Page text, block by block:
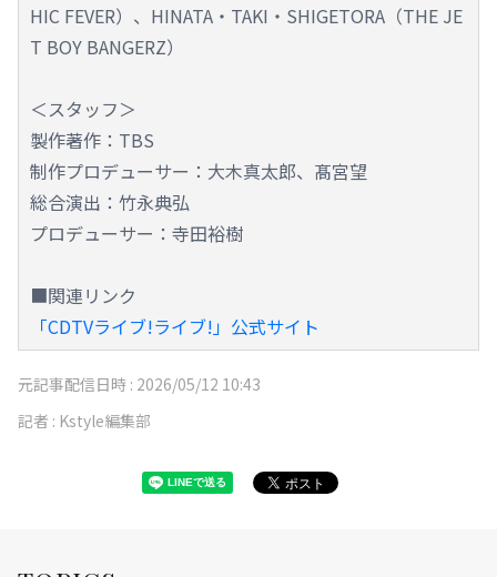
HIC FEVER）、HINATA・TAKI・SHIGETORA（THE JE
T BOY BANGERZ）
＜スタッフ＞
製作著作：TBS
制作プロデューサー：大木真太郎、髙宮望
総合演出：竹永典弘
プロデューサー：寺田裕樹
■関連リンク
「CDTVライブ!ライブ!」公式サイト
元記事配信日時 : 2026/05/12 10:43
記者 : Kstyle編集部